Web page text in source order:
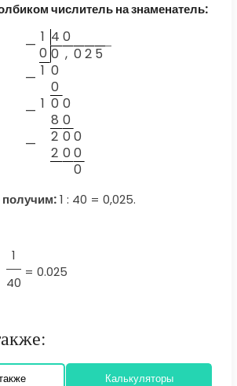
числитель на знаменатель:
— 1 4 0
0 0 , 0 2 5
— 1 0
0
— 1 0 0
8 0
—
2 0 0
2 0 0
0
получим:1 : 40 = 0,025.
1
40
= 0.025
Калькуляторы